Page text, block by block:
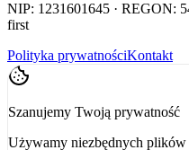
NIP: 1231601645 · REGON:
first
Polityka prywatnościKontakt
Szanujemy Twoją prywatność
Używamy niezbędnych